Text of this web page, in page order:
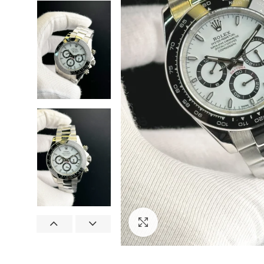
Görseli Büyütün